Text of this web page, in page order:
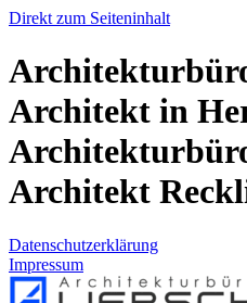
Direkt zum Seiteninhalt
Architekt in
Architekt
Datenschutzerklärung
Impressum